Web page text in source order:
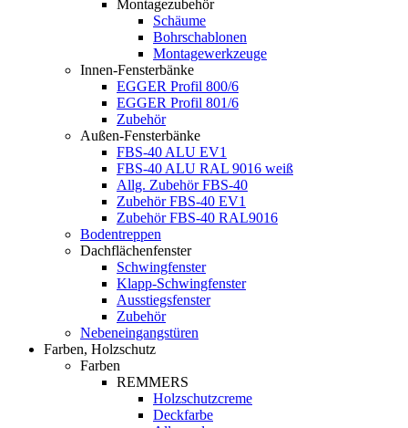
Montagezubehör
Schäume
Bohrschablonen
Montagewerkzeuge
Innen-Fensterbänke
EGGER Profil 800/6
EGGER Profil 801/6
Zubehör
Außen-Fensterbänke
FBS-40 ALU EV1
FBS-40 ALU RAL 9016 weiß
Allg. Zubehör FBS-40
Zubehör FBS-40 EV1
Zubehör FBS-40 RAL9016
Bodentreppen
Dachflächenfenster
Schwingfenster
Klapp-Schwingfenster
Ausstiegsfenster
Zubehör
Nebeneingangstüren
Farben, Holzschutz
Farben
REMMERS
Holzschutzcreme
Deckfarbe